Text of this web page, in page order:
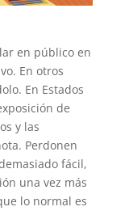
en público en
En otros
En Estados
de
y las
Perdonen
fácil,
una vez más
lo normal es